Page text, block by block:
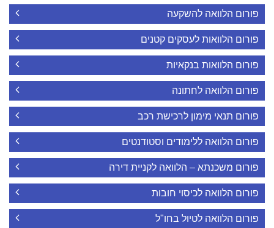
פורום הלוואה להשקעה
פורום הלוואות לעסקים קטנים
פורום הלוואות בנקאיות
פורום הלוואה לחתונה
פורום תנאי מימון לרכישת רכב
פורום הלוואה ללימודים וסטודנטים
פורום משכנתא – הלוואה לקניית דירה
פורום הלוואה לכיסוי חובות
פורום הלוואה לטיול בחו"ל